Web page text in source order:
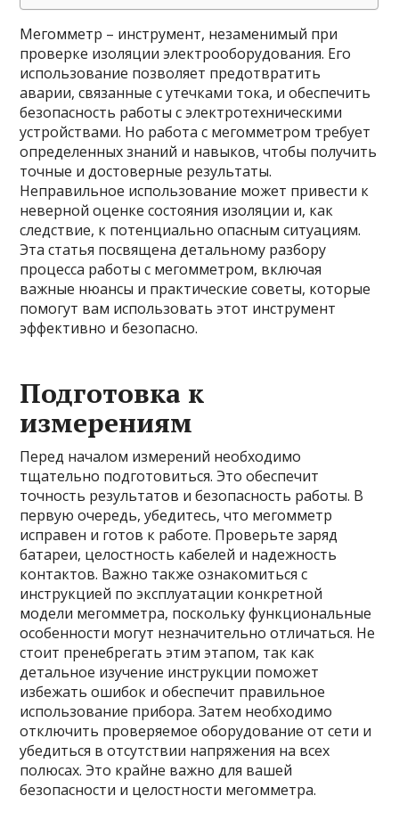
Мегомметр – инструмент, незаменимый при
проверке изоляции электрооборудования. Его
использование позволяет предотвратить
аварии, связанные с утечками тока, и обеспечить
безопасность работы с электротехническими
устройствами. Но работа с мегомметром требует
определенных знаний и навыков, чтобы получить
точные и достоверные результаты.
Неправильное использование может привести к
неверной оценке состояния изоляции и, как
следствие, к потенциально опасным ситуациям.
Эта статья посвящена детальному разбору
процесса работы с мегомметром, включая
важные нюансы и практические советы, которые
помогут вам использовать этот инструмент
эффективно и безопасно.
Подготовка к
измерениям
Перед началом измерений необходимо
тщательно подготовиться. Это обеспечит
точность результатов и безопасность работы. В
первую очередь, убедитесь, что мегомметр
исправен и готов к работе. Проверьте заряд
батареи, целостность кабелей и надежность
контактов. Важно также ознакомиться с
инструкцией по эксплуатации конкретной
модели мегомметра, поскольку функциональные
особенности могут незначительно отличаться. Не
стоит пренебрегать этим этапом, так как
детальное изучение инструкции поможет
избежать ошибок и обеспечит правильное
использование прибора. Затем необходимо
отключить проверяемое оборудование от сети и
убедиться в отсутствии напряжения на всех
полюсах. Это крайне важно для вашей
безопасности и целостности мегомметра.